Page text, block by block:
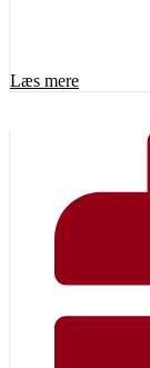
Læs mere